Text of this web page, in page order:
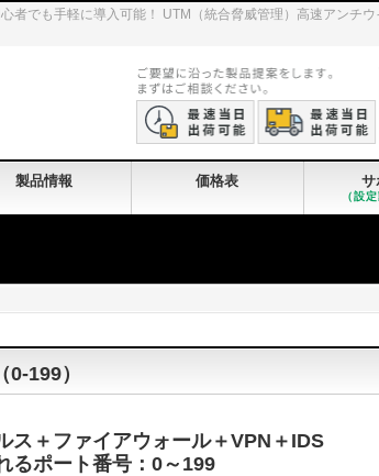
者でも手軽に導入可能！ UTM（統合脅威管理）高速アンチ
製品情報 価格表 サ
（設
199）
ス＋ファイアウォール＋VPN＋IDS
るポート番号：0～199